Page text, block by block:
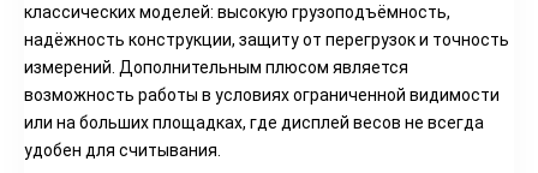
классических моделей: высокую грузоподъёмность,
надёжность конструкции, защиту от перегрузок и точность
измерений. Дополнительным плюсом является
возможность работы в условиях ограниченной видимости
или на больших площадках, где дисплей весов не всегда
удобен для считывания.